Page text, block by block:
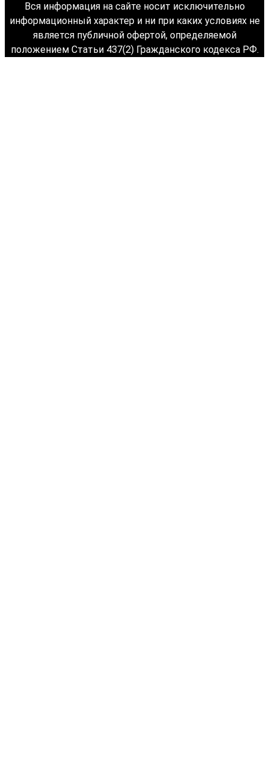
Вся информация на сайте носит исключительно
информационный характер и ни при каких условиях не
является публичной офертой, определяемой
положением Статьи 437(2) Гражданского кодекса РФ.